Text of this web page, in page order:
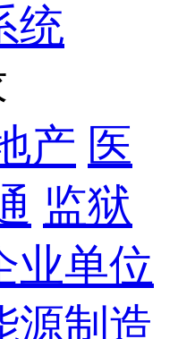
统
产 医
监狱
业单位
源制造